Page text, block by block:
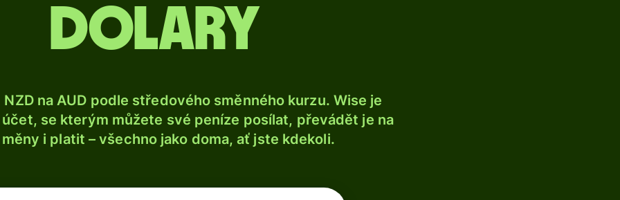
dolary
na AUD podle středového směnného kurzu. Wise je
se kterým můžete své peníze posílat, převádět je na
i platit – všechno jako doma, ať jste kdekoli.